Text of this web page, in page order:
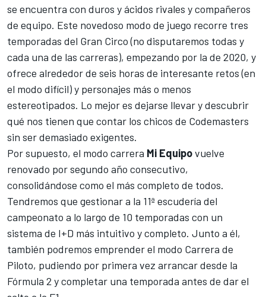
se encuentra con duros y ácidos rivales y compañeros
de equipo. Este novedoso modo de juego recorre tres
temporadas del Gran Circo (no disputaremos todas y
cada una de las carreras), empezando por la de 2020, y
ofrece alrededor de seis horas de interesante retos (en
el modo difícil) y personajes más o menos
estereotipados. Lo mejor es dejarse llevar y descubrir
qué nos tienen que contar los chicos de Codemasters
sin ser demasiado exigentes.
Por supuesto, el modo carrera Mi Equipovuelve
renovado por segundo año consecutivo,
consolidándose como el más completo de todos.
Tendremos que gestionar a la 11ª escudería del
campeonato a lo largo de 10 temporadas con un
sistema de I+D más intuitivo y completo. Junto a él,
también podremos emprender el modo Carrera de
Piloto, pudiendo por primera vez arrancar desde la
Fórmula 2 y completar una temporada antes de dar el